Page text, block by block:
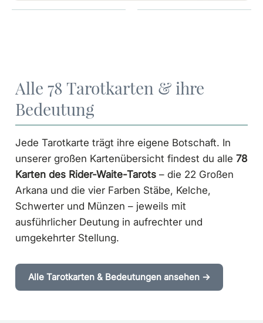
Alle 78 Tarotkarten & ihre
Bedeutung
Jede Tarotkarte trägt ihre eigene Botschaft. In
unserer großen Kartenübersicht findest du alle 78
Karten des Rider-Waite-Tarots – die 22 Großen
Arkana und die vier Farben Stäbe, Kelche,
Schwerter und Münzen – jeweils mit
ausführlicher Deutung in aufrechter und
umgekehrter Stellung.
Alle Tarotkarten & Bedeutungen ansehen →